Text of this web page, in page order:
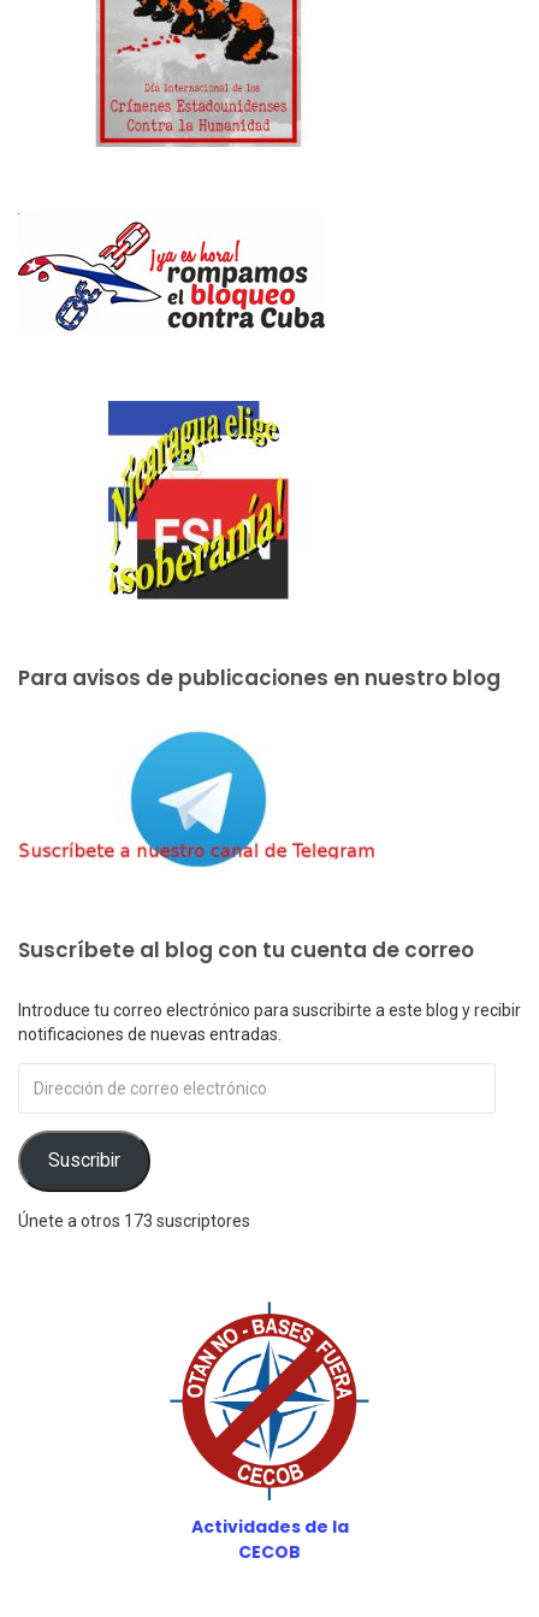
Para avisos de publicaciones en nuestro blog
Suscríbete al blog con tu cuenta de correo
Introduce tu correo electrónico para suscribirte a este blog y recibir
notificaciones de nuevas entradas.
de
correo
electrónico
Suscribir
Únete a otros 173 suscriptores
Actividades de la
CECOB